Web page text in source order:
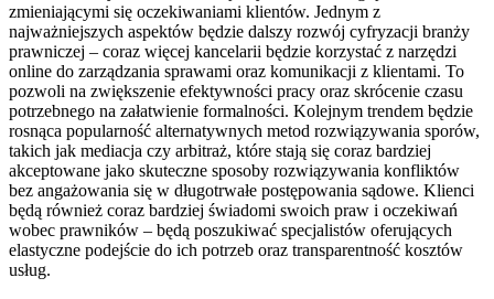
zmieniającymi się oczekiwaniami klientów. Jednym z
najważniejszych aspektów będzie dalszy rozwój cyfryzacji branży
prawniczej – coraz więcej kancelarii będzie korzystać z narzędzi
online do zarządzania sprawami oraz komunikacji z klientami. To
pozwoli na zwiększenie efektywności pracy oraz skrócenie czasu
potrzebnego na załatwienie formalności. Kolejnym trendem będzie
rosnąca popularność alternatywnych metod rozwiązywania sporów,
takich jak mediacja czy arbitraż, które stają się coraz bardziej
akceptowane jako skuteczne sposoby rozwiązywania konfliktów
bez angażowania się w długotrwałe postępowania sądowe. Klienci
będą również coraz bardziej świadomi swoich praw i oczekiwań
wobec prawników – będą poszukiwać specjalistów oferujących
elastyczne podejście do ich potrzeb oraz transparentność kosztów
usług.